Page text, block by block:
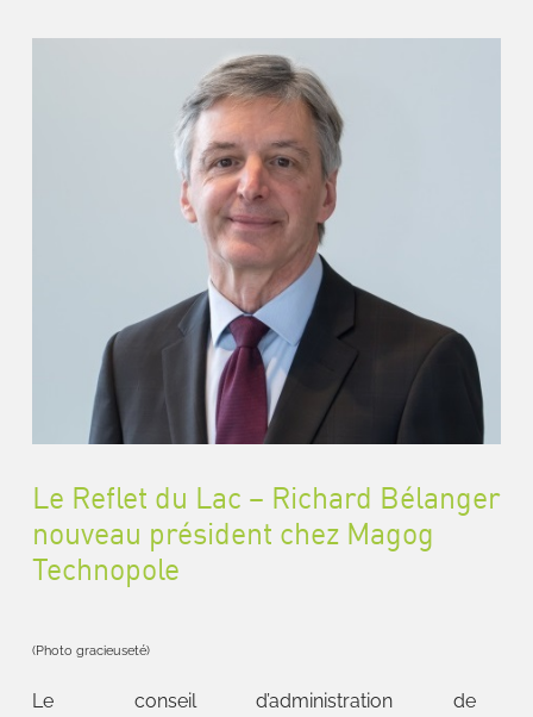
Le Reflet du Lac – Richard Bélanger
nouveau président chez Magog
Technopole
(Photo gracieuseté)
Le conseil d’administration de